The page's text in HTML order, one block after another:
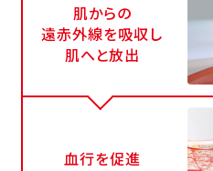
肌からの
遠赤外線を吸収し
肌へと放出
血行を促進